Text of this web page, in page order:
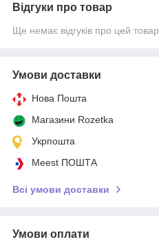
Відгуки про товар
Ще немає відгуків про цей товар
Умови доставки
Нова Пошта
Магазини Rozetka
Укрпошта
Meest ПОШТА
Всі умови доставки
Умови оплати